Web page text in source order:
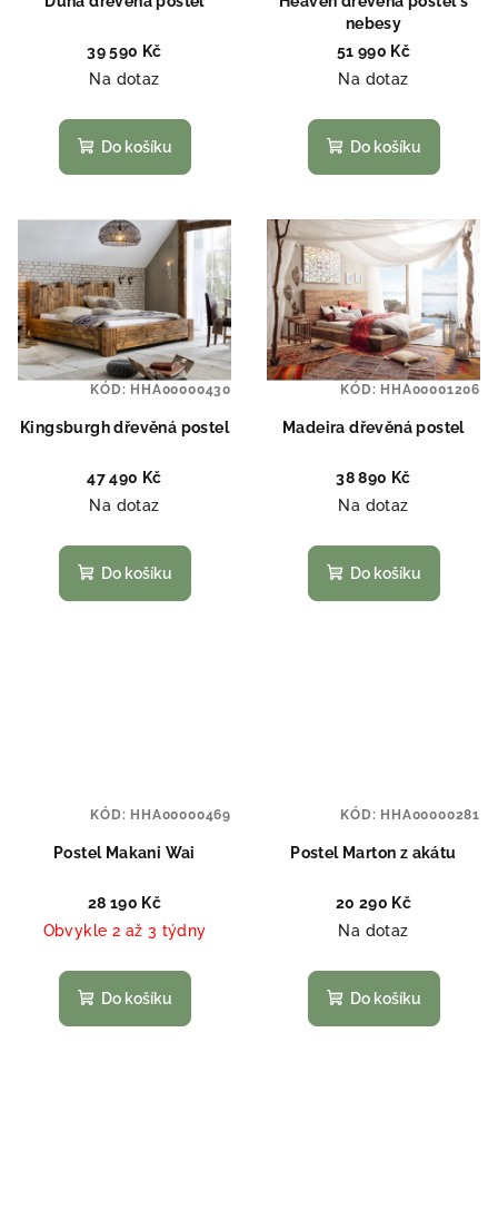
39 590 Kč
Na dotaz
Do košíku
nebesy
51 990 Kč
Na dotaz
Do košíku
Kingsburgh dřevěná postel
47 490 Kč
Na dotaz
Do košíku
KÓD: HHA00000430
Madeira dřevěná postel
38 890 Kč
Na dotaz
Do košíku
KÓD: HHA00001206
Postel Makani Wai
28 190 Kč
Obvykle 2 až 3 týdny
Do košíku
KÓD: HHA00000469
Postel Marton z akátu
20 290 Kč
Na dotaz
Do košíku
KÓD: HHA00000281